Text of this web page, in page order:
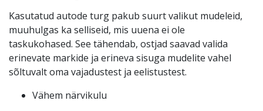
Kasutatud autode turg pakub suurt valikut mudeleid,
muuhulgas ka selliseid, mis uuena ei ole
taskukohased. See tähendab, ostjad saavad valida
erinevate markide ja erineva sisuga mudelite vahel
sõltuvalt oma vajadustest ja eelistustest.
Vähem närvikulu